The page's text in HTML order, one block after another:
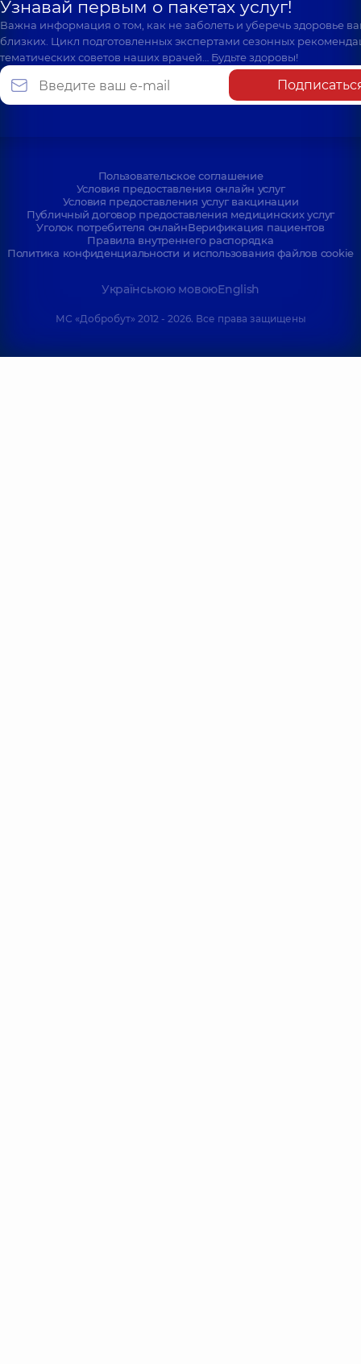
Узнавай первым о пакетах услуг!
Важна информация о том, как не заболеть и уберечь здоровье
близких. Цикл подготовленных экспертами сезонных
тематических советов наших врачей… Будьте здоровы!
Пользовательское соглашение
Условия предоставления онлайн услуг
Условия предоставления услуг вакцинации
Публичный договор предоставления медицинских услуг
Уголок потребителя онлайнВерификация пациентов
Правила внутреннего распорядка
Политика конфиденциальности и использования файлов cookie
Українською мовоюEnglish
МС «Добробут» 2012 - 2026. Все права защищены